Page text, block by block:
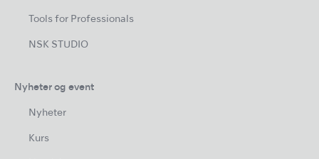
Tools for Professionals
NSK STUDIO
Nyheter og event
Nyheter
Kurs